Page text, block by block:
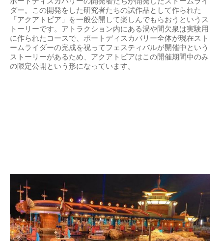
ダー。この開発をした研究者たちの試作品として作られた
「アクアトピア」を一般公開して楽しんでもらおうというス
トーリーです。アトラクション内にある渦や間欠泉は実験用
に作られたコースで、ポートディスカバリー全体が現在スト
ームライダーの完成を祝ってフェスティバルが開催中という
ストーリーがあるため、アクアトピアはこの開催期間中のみ
の限定公開という形になっています。